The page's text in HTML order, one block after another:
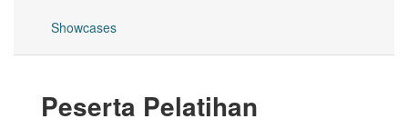
Showcases
Peserta Pelatihan